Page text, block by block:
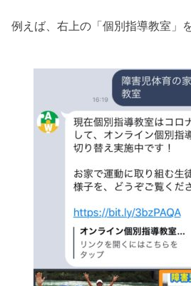
例えば、右上の「個別指導教室」